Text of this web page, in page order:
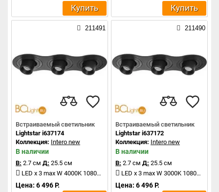
Купить Купить
211491
Встраиваемый светильник
Lightstar i637174
Коллекция: Intero new
В наличии
В: 2.7 см Д: 25.5 см
LED x 3 max W 4000K 1080Lm
Цена: 6 496 Р.
211490
Встраиваемый светильник
Lightstar i637172
Коллекция: Intero new
В наличии
В: 2.7 см Д: 25.5 см
LED x 3 max W 3000K 1080Lm
Цена: 6 496 Р.